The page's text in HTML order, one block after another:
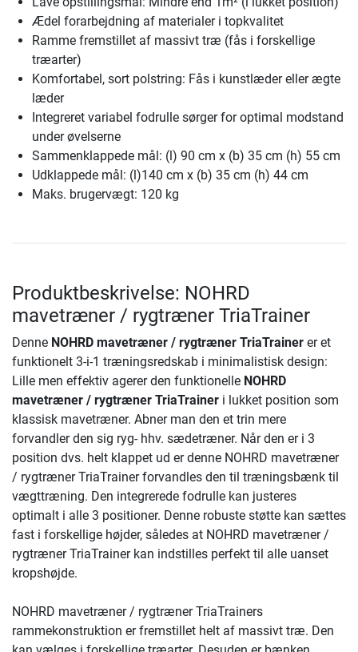
Ædel forarbejdning af materialer i topkvalitet
Ramme fremstillet af massivt træ (fås i forskellige
træarter)
Komfortabel, sort polstring: Fås i kunstlæder eller ægte
læder
Integreret variabel fodrulle sørger for optimal modstand
under øvelserne
Sammenklappede mål: (l) 90 cm x (b) 35 cm (h) 55 cm
Udklappede mål: (l)140 cm x (b) 35 cm (h) 44 cm
Maks. brugervægt: 120 kg
Produktbeskrivelse: NOHRD
mavetræner / rygtræner TriaTrainer
Denne NOHRD mavetræner / rygtræner TriaTrainer er et
funktionelt 3-i-1 træningsredskab i minimalistisk design:
Lille men effektiv agerer den funktionelle NOHRD
mavetræner / rygtræner TriaTrainer i lukket position som
klassisk mavetræner. Abner man den et trin mere
forvandler den sig ryg- hhv. sædetræner. Når den er i 3
position dvs. helt klappet ud er denne NOHRD mavetræner
/ rygtræner TriaTrainer forvandles den til træningsbænk til
vægttræning. Den integrerede fodrulle kan justeres
optimalt i alle 3 positioner. Denne robuste støtte kan sættes
fast i forskellige højder, således at NOHRD mavetræner /
rygtræner TriaTrainer kan indstilles perfekt til alle uanset
kropshøjde.
NOHRD mavetræner / rygtræner TriaTrainers
rammekonstruktion er fremstillet helt af massivt træ. Den